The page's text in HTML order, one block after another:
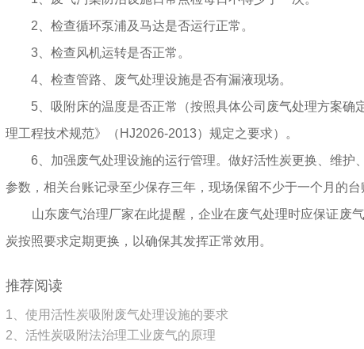
2、检查循环泵浦及马达是否运行正常。
3、检查风机运转是否正常。
4、检查管路、废气处理设施是否有漏液现场。
5、吸附床的温度是否正常（按照具体公司废气处理方案
理工程技术规范》（HJ2026-2013）规定之要求）。
6、加强废气处理设施的运行管理。做好活性炭更换、维
参数，相关台账记录至少保存三年，现场保留不少于一个月的台
山东废气治理厂家在此提醒，企业在废气处理时应保证废
炭按照要求定期更换，以确保其发挥正常效用。
推荐阅读
1、使用活性炭吸附废气处理设施的要求
2、活性炭吸附法治理工业废气的原理